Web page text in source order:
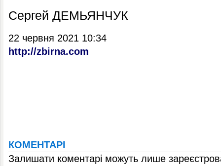
Сергей ДЕМЬЯНЧУК
22 червня 2021 10:34
http://zbirna.com
КОМЕНТАРІ
Залишати коментарі можуть лише